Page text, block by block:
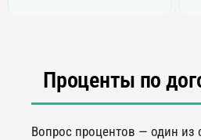
Проценты по
Вопрос процентов — один из